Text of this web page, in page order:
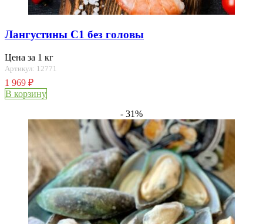
Лангустины C1 без головы
Цена за 1 кг
Артикул: 12771
1 969 ₽
В корзину
- 31%